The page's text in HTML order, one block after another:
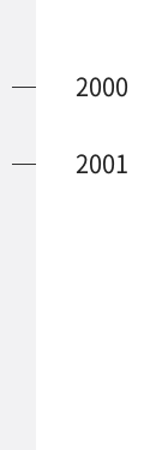
2000
2001